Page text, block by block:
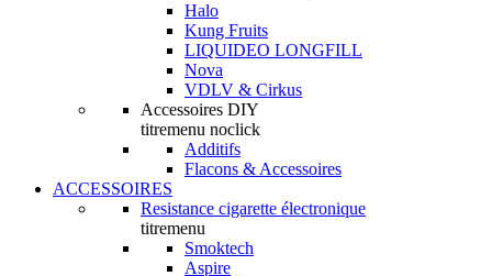
Halo
Kung Fruits
LIQUIDEO LONGFILL
Nova
VDLV & Cirkus
Accessoires DIY
titremenu noclick
Additifs
Flacons & Accessoires
ACCESSOIRES
Resistance cigarette électronique
titremenu
Smoktech
Aspire